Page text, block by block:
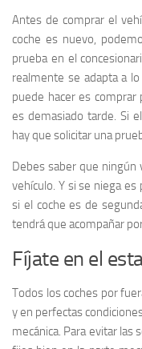
Antes de comprar el
coche es nuevo,
prueba en el
realmente se adapta a
puede hacer es comprar
es demasiado tarde. Si
hay que solicitar una
Debes saber que ningún
vehículo. Y si se niega
si el coche es de
tendrá que acompañar
Fíjate en el
Todos los coches por
y en perfectas
mecánica. Para evitar